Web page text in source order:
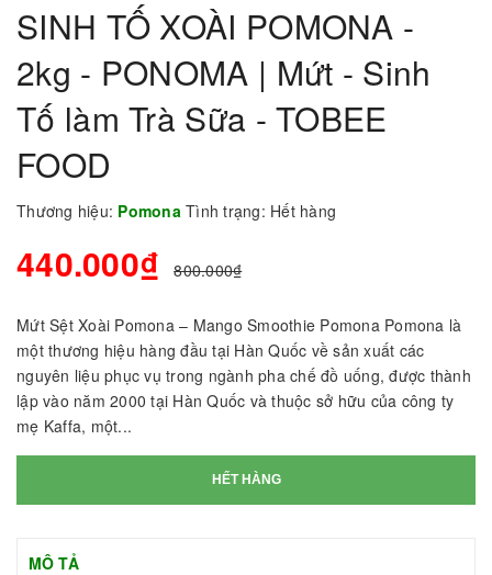
SINH TỐ XOÀI POMONA -
2kg - PONOMA | Mứt - Sinh
Tố làm Trà Sữa - TOBEE
FOOD
Thương hiệu: Pomona Tình trạng: Hết hàng
440.000₫ 800.000₫
Mứt Sệt Xoài Pomona – Mango Smoothie Pomona Pomona là
một thương hiệu hàng đầu tại Hàn Quốc về sản xuất các
nguyên liệu phục vụ trong ngành pha chế đồ uống, được thành
lập vào năm 2000 tại Hàn Quốc và thuộc sở hữu của công ty
mẹ Kaffa, một...
HẾT HÀNG
MÔ TẢ